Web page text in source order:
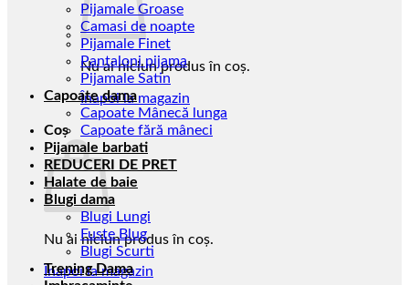
Nu ai niciun produs în coș.
Înapoi la magazin
Coș
Nu ai niciun produs în coș.
Înapoi la magazin
Pijamale Groase
Camasi de noapte
Pijamale Finet
Pantaloni pijama
Pijamale Satin
Capoate dama
Capoate Mânecă lunga
Capoate fără mâneci
Pijamale barbati
REDUCERI DE PRET
Halate de baie
Blugi dama
Blugi Lungi
Fuste Blug
Blugi Scurti
Trening Dama